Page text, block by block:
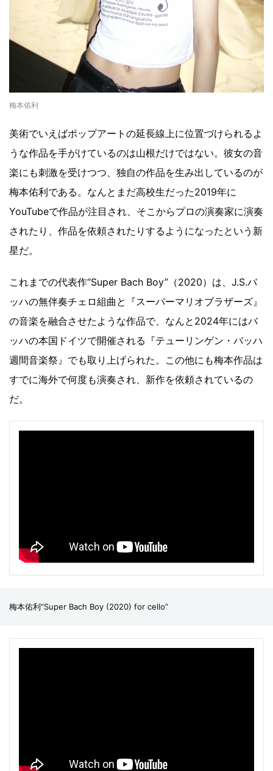
梅本佑利
美術でいえばポップアートの延長線上に位置づけられるよ
うな作品を手がけているのは山根だけではない。彼女の音
楽にも刺激を受けつつ、独自の作品を生み出しているのが
梅本佑利である。なんとまだ高校生だった2019年に
YouTubeで作品が注目され、そこからプロの演奏家に演奏
されたり、作品を依頼されたりするようになったという新
星だ。
これまでの代表作“Super Bach Boy”（2020）は、J.S.バ
ッハの無伴奏チェロ組曲と『スーパーマリオブラザーズ』
の音楽を融合させたような作品で、なんと2024年にはバ
ッハの本国ドイツで開催される『テューリンゲン・バッハ
週間音楽祭』でも取り上げられた。この他にも梅本作品は
すでに海外で何度も演奏され、新作を依頼されているの
だ。
梅本佑利“Super Bach Boy (2020) for cello”